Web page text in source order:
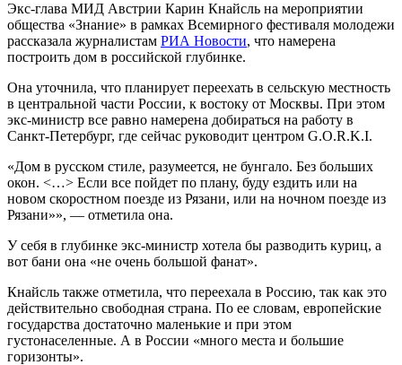
Экс-глава МИД Австрии Карин Кнайсль на мероприятии
общества «Знание» в рамках Всемирного фестиваля молодежи
рассказала журналистам РИА Новости, что намерена
построить дом в российской глубинке.
Она уточнила, что планирует переехать в сельскую местность
в центральной части России, к востоку от Москвы. При этом
экс-министр все равно намерена добираться на работу в
Санкт-Петербург, где сейчас руководит центром G.O.R.K.I.
«Дом в русском стиле, разумеется, не бунгало. Без больших
окон. <…> Если все пойдет по плану, буду ездить или на
новом скоростном поезде из Рязани, или на ночном поезде из
Рязани»», — отметила она.
У себя в глубинке экс-министр хотела бы разводить куриц, а
вот бани она «не очень большой фанат».
Кнайсль также отметила, что переехала в Россию, так как это
действительно свободная страна. По ее словам, европейские
государства достаточно маленькие и при этом
густонаселенные. А в России «много места и большие
горизонты».